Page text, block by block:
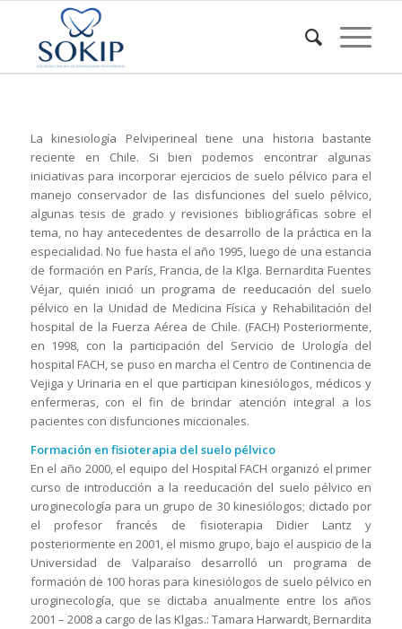
La kinesiología Pelviperineal tiene una historia bastante
reciente en Chile. Si bien podemos encontrar algunas
iniciativas para incorporar ejercicios de suelo pélvico para el
manejo conservador de las disfunciones del suelo pélvico,
algunas tesis de grado y revisiones bibliográficas sobre el
tema, no hay antecedentes de desarrollo de la práctica en la
especialidad. No fue hasta el año 1995, luego de una estancia
de formación en París, Francia, de la Klga. Bernardita Fuentes
Véjar, quién inició un programa de reeducación del suelo
pélvico en la Unidad de Medicina Física y Rehabilitación del
hospital de la Fuerza Aérea de Chile. (FACH) Posteriormente,
en 1998, con la participación del Servicio de Urología del
hospital FACH, se puso en marcha el Centro de Continencia de
Vejiga y Urinaria en el que participan kinesiólogos, médicos y
enfermeras, con el fin de brindar atención integral a los
pacientes con disfunciones miccionales.
Formación en fisioterapia del suelo pélvico
En el año 2000, el equipo del Hospital FACH organizó el primer
curso de introducción a la reeducación del suelo pélvico en
uroginecología para un grupo de 30 kinesiólogos; dictado por
el profesor francés de fisioterapia Didier Lantz y
posteriormente en 2001, el mismo grupo, bajo el auspicio de la
Universidad de Valparaíso desarrolló un programa de
formación de 100 horas para kinesiólogos de suelo pélvico en
uroginecología, que se dictaba anualmente entre los años
2001 – 2008 a cargo de las Klgas.: Tamara Harwardt, Bernardita